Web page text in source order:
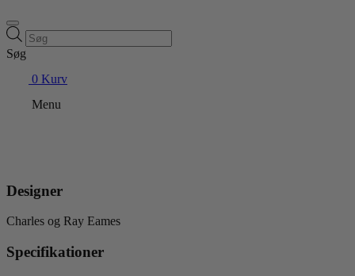
Products
search
Søg
0 Kurv
Menu
Designer
Charles og Ray Eames
Specifikationer